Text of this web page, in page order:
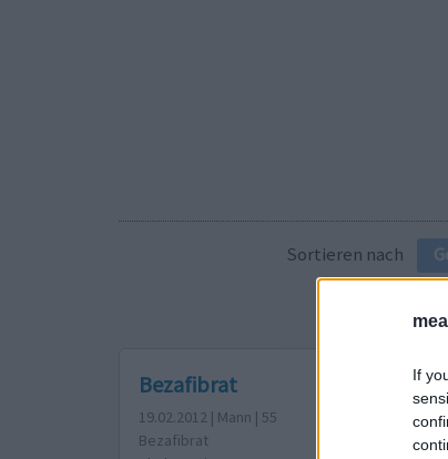
If
Sortieren nach
Bezafibrat
19.02.2012 | Mann | 55
Bezafibrat